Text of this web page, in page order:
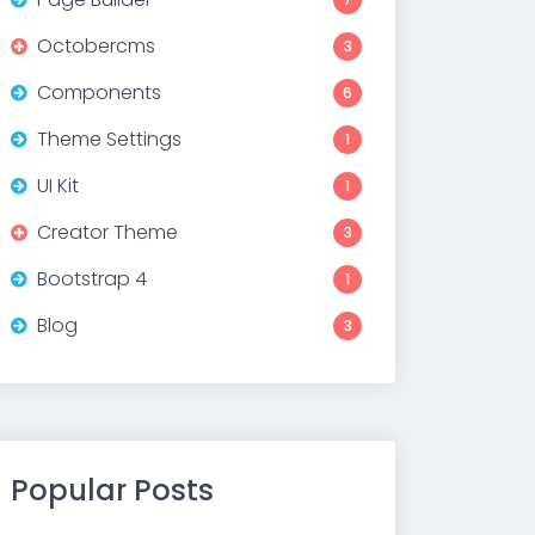
Octobercms 3
Components 6
Theme Settings 1
UI Kit 1
Creator Theme 3
Bootstrap 4 1
Blog 3
Popular Posts